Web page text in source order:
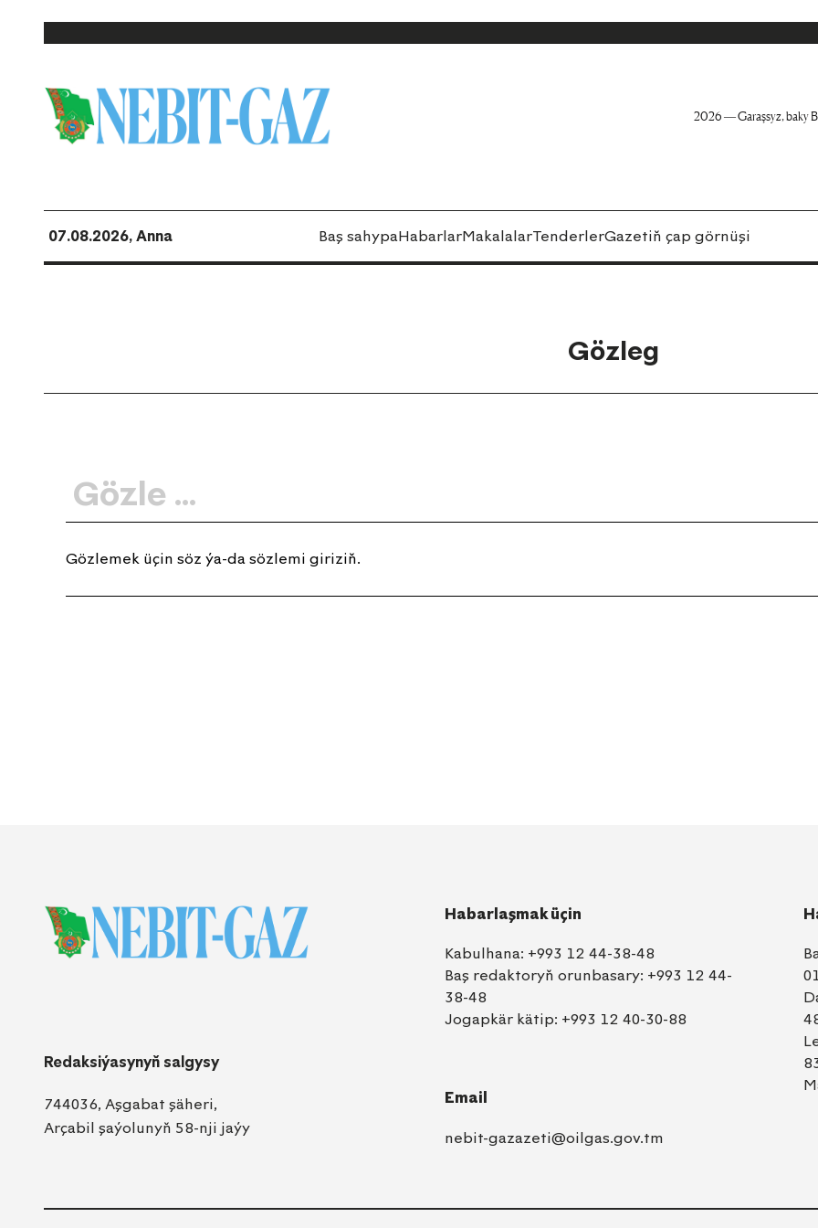
2026 — Garaşsyz, baky
07.08.2026, Anna Baş sahypaHabarlarMakalalarTenderlerGazetiň çap görnüşi
Gözleg
Gözlemek üçin söz ýa-da sözlemi giriziň.
Redaksiýasynyň salgysy
744036, Aşgabat şäheri,
Arçabil şaýolunyň 58-nji jaýy
Habarlaşmak üçin
Kabulhana: +993 12 44-38-48
Baş redaktoryň orunbasary: +993 12 44-
38-48
Jogapkär kätip: +993 12 40-30-88
Email
nebit-gazazeti@oilgas.gov.tm